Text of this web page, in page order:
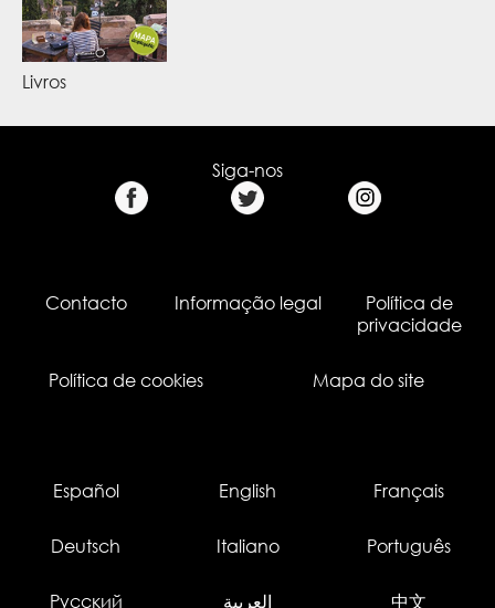
Livros
Siga-nos
Contacto Informação legal
Política de
privacidade
Política de cookies Mapa do site
Español English Français
Deutsch Italiano Português
Русский العربية 中文